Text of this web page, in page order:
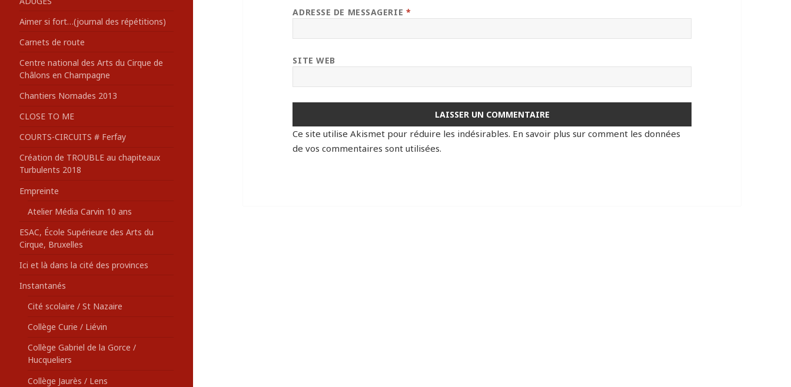
:Aimer si fort…(journal des répétitions)
Carnets de route
Centre national des Arts du Cirque de
Châlons en Champagne
Chantiers Nomades 2013
CLOSE TO ME
COURTS-CIRCUITS # Ferfay
Création de TROUBLE au chapiteaux
Turbulents 2018
Empreinte
Atelier Média Carvin 10 ans
ESAC, École Supérieure des Arts du
Cirque, Bruxelles
Ici et là dans la cité des provinces
Instantanés
Cité scolaire / St Nazaire
Collège Curie / Liévin
Collège Gabriel de la Gorce /
Hucqueliers
Collège Jaurès / Lens
ADRESSE DE MESSAGERIE *
SITE WEB
Ce site utilise Akismet pour réduire les indésirables. En savoir plus sur comment les données
de vos commentaires sont utilisées.